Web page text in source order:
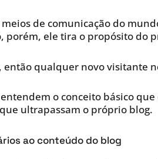
de comunicação do
porém, ele tira o propósito do
qualquer novo visitante
o conceito básico
ultrapassam o próprio blog.
ao conteúdo do blog